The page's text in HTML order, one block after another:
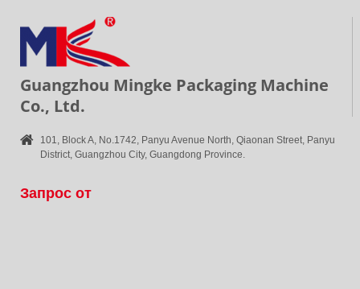
Guangzhou Mingke Packaging Machine
Co., Ltd.
101, Block A, No.1742, Panyu Avenue North, Qiaonan Street, Panyu
District, Guangzhou City, Guangdong Province.
Запрос от